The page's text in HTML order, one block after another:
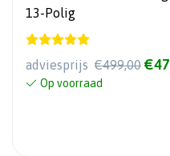
13-Polig
adviesprijs €499,00
Op voorraad